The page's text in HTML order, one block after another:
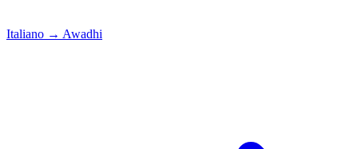
Italiano → Awadhi